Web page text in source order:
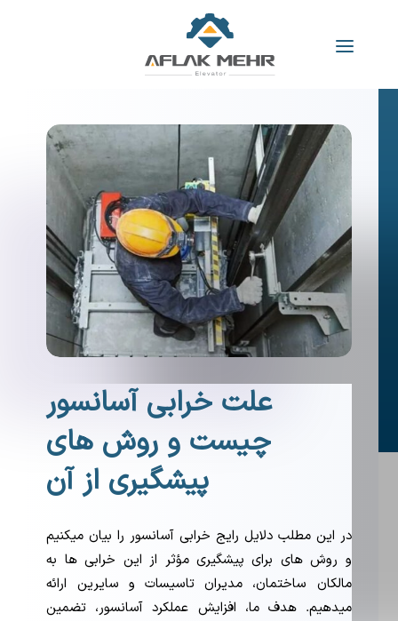
علت خرابی آسانسور
چیست و روش های
پیشگیری از آن
در این مطلب دلایل رایج خرابی آسانسور را بیان میکنیم
و روش های برای پیشگیری مؤثر از این خرابی ها به
مالکان ساختمان، مدیران تاسیسات و سایرین ارائه
میدهیم. هدف ما، افزایش عملکرد آسانسور، تضمین